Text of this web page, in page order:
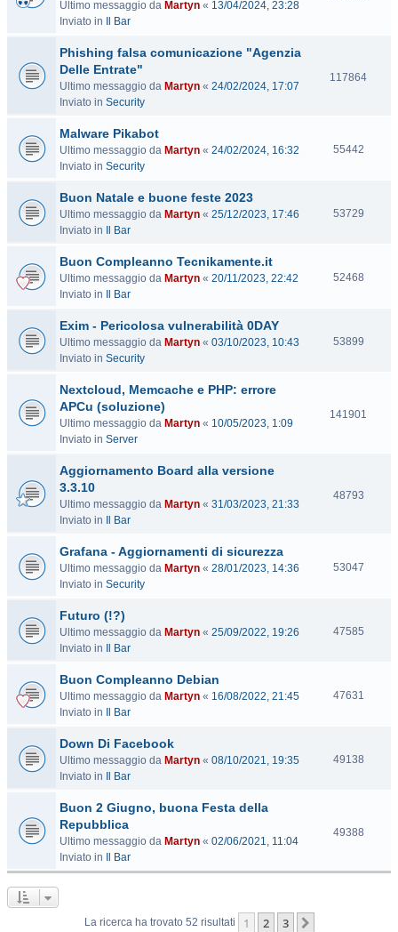
Ultimo messaggio da Martyn « 13/04/2024, 23:28
Inviato in
Il Bar
e
Phishing falsa comunicazione "Agenzia
Delle Entrate"
Ultimo messaggio da Martyn « 24/02/2024, 17:07
Inviato in Security
117864V
Malware Pikabot
Ultimo messaggio da Martyn « 24/02/2024, 16:32
Inviato in Security
55442V
t
Buon Natale e buone feste 2023
Ultimo messaggio da Martyn « 25/12/2023, 17:46
Inviato in
Il Bar
53729V
t
Buon Compleanno Tecnikamente.it
Ultimo messaggio da Martyn « 20/11/2023, 22:42
Inviato in
Il Bar
52468V
t
Exim - Pericolosa vulnerabilità 0DAY
Ultimo messaggio da Martyn « 03/10/2023, 10:43
Inviato in Security
53899V
e
Nextcloud, Memcache e PHP: errore
APCu (soluzione)
Ultimo messaggio da Martyn « 10/05/2023, 1:09
Inviato in Server
141901
Aggiornamento Board alla versione
3.3.10
Ultimo messaggio da Martyn « 31/03/2023, 21:33
Inviato in
Il Bar
48793V
Grafana - Aggiornamenti di sicurezza
Ultimo messaggio da Martyn « 28/01/2023, 14:36
Inviato in Security
53047V
t
Futuro (!?)
Ultimo messaggio da Martyn « 25/09/2022, 19:26
Inviato in
Il Bar
47585V
Buon Compleanno Debian
Ultimo messaggio da Martyn « 16/08/2022, 21:45
Inviato in
Il Bar
47631
t
Down Di Facebook
Ultimo messaggio da Martyn « 08/10/2021, 19:35
Inviato in
Il Bar
49138V
e
Buon 2 Giugno, buona Festa della
Repubblica
Ultimo messaggio da Martyn « 02/06/2021, 11:04
Inviato in
Il Bar
49388V
La ricerca ha trovato 52 risultati
1 2 3